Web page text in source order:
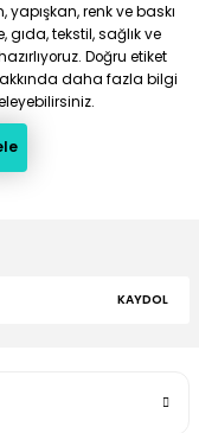
yapışkan, renk ve baskı
tekstil, sağlık ve
Doğru etiket
daha fazla bilgi
KAYDOL